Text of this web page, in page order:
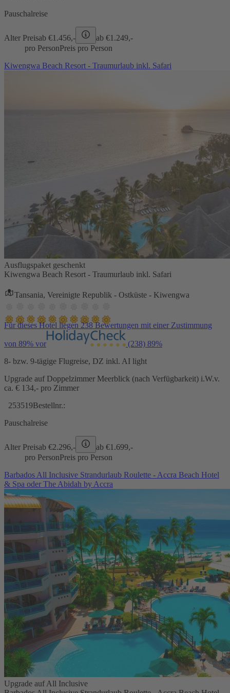
Pauschalreise
Alter Preisab €1.456,- ab €1.249,-
pro PersonPreis pro Person
Kiwengwa Beach Resort - Traumurlaub inkl. Safari
Ausflugspaket geschenkt
Kiwengwa Beach Resort - Traumurlaub inkl. Safari
Tansania, Vereinigte Republik - Ostküste - Kiwengwa
Für dieses Hotel liegen 238 Bewertungen mit einer Zustimmung
von 89% vor (238) 89%
8- bzw. 9-tägige Flugreise, DZ inkl. AI light
Upgrade auf Doppelzimmer Meerblick (nach Verfügbarkeit) i.W.v.
ca. € 134,- pro Zimmer
253519Bestellnr.:
Pauschalreise
Alter Preisab €2.296,- ab €1.699,-
pro PersonPreis pro Person
Barbados All Inclusive Strandurlaub Roulette - Accra Beach Hotel
& Spa oder The Abidah by Accra
Upgrade auf All Inclusive